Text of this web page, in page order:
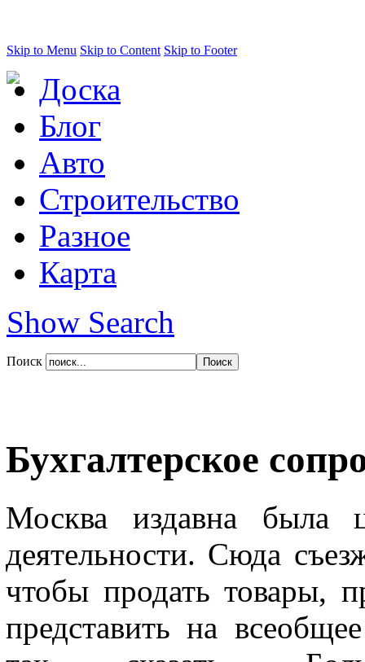
Skip to Menu Skip to Content Skip to Footer
Доска
Блог
Авто
Строительство
Разное
Карта
Show Search
Поиск
Бухгалтерское
Москва издавна была
деятельности. Сюда
чтобы продать товары,
представить на